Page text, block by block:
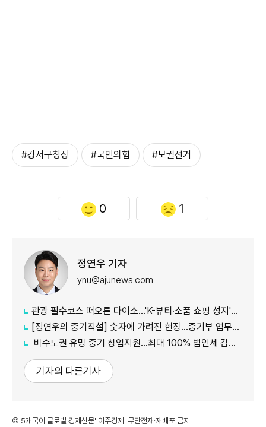
#강서구청장 #국민의힘 #보궐선거
0 1
정연우 기자
ynu@ajunews.com
관광 필수코스 떠오른 다이소...'K-뷰티·소품 쇼핑 성지'로 등극
[정연우의 중기직설] 숫자에 가려진 현장...중기부 업무보고의 그늘
비수도권 유망 중기 창업지원...최대 100% 법인세 감면 나서
기자의 다른기사
©'5개국어 글로벌 경제신문' 아주경제. 무단전재·재배포 금지